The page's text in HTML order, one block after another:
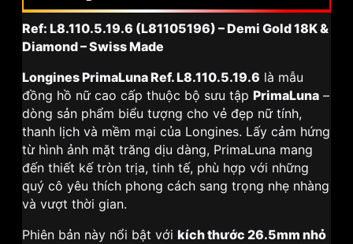
Ref: L8.110.5.19.6 (L81105196) – Demi Gold 18K &
Diamond – Swiss Made
Longines PrimaLuna Ref. L8.110.5.19.6 là mẫu
đồng hồ nữ cao cấp thuộc bộ sưu tập PrimaLuna –
dòng sản phẩm biểu tượng cho vẻ đẹp nữ tính,
thanh lịch và mềm mại của Longines. Lấy cảm hứng
từ hình ảnh mặt trăng dịu dàng, PrimaLuna mang
đến thiết kế tròn trịa, tinh tế, phù hợp với những
quý cô yêu thích phong cách sang trọng nhẹ nhàng
và vượt thời gian.
Phiên bản này nổi bật với kích thước 26.5mm nhỏ